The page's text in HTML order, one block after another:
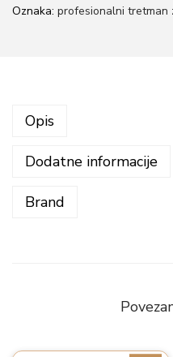
Oznaka: profesionalni tretman
Opis
Dodatne informacije
Brand